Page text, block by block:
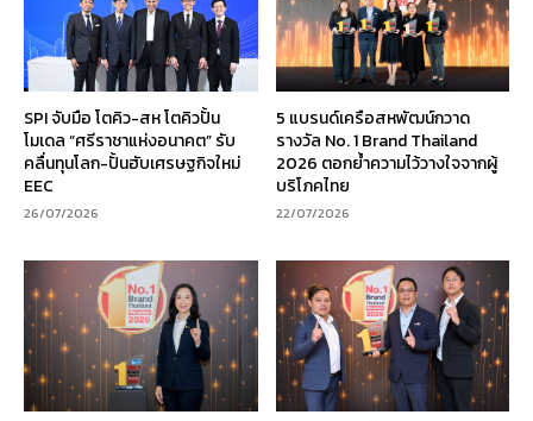
SPI จับมือ โตคิว-สห โตคิวปั้น
โมเดล “ศรีราชาแห่งอนาคต” รับ
คลื่นทุนโลก-ปั้นฮับเศรษฐกิจใหม่
EEC
26/07/2026
5 แบรนด์เครือสหพัฒน์กวาด
รางวัล No. 1 Brand Thailand
2026 ตอกย้ำความไว้วางใจจากผู้
บริโภคไทย
22/07/2026